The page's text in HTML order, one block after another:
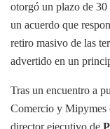
otorgó un plazo de 30
un acuerdo que
retiro masivo de las
advertido en un
Tras un encuentro a
Comercio y